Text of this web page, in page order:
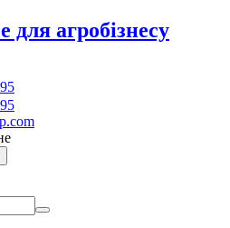
агробізнесу